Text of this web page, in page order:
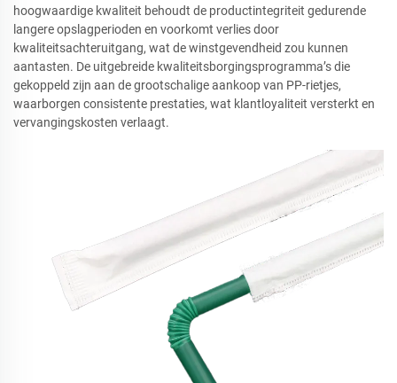
hoogwaardige kwaliteit behoudt de productintegriteit gedurende
langere opslagperioden en voorkomt verlies door
kwaliteitsachteruitgang, wat de winstgevendheid zou kunnen
aantasten. De uitgebreide kwaliteitsborgingsprogramma’s die
gekoppeld zijn aan de grootschalige aankoop van PP-rietjes,
waarborgen consistente prestaties, wat klantloyaliteit versterkt en
vervangingskosten verlaagt.